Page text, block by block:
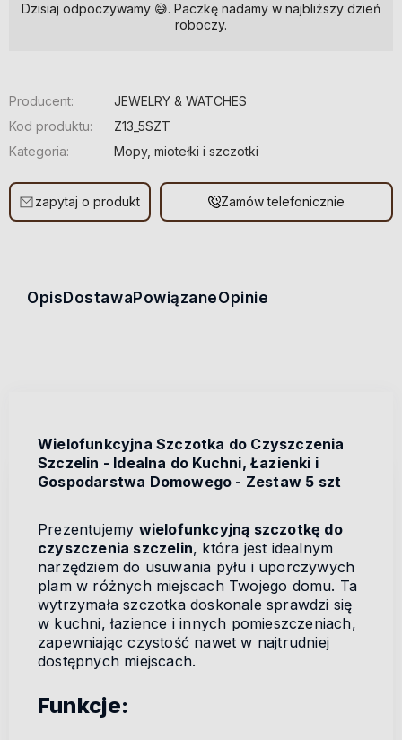
Dzisiaj odpoczywamy 😅. Paczkę nadamy w najbliższy dzień
roboczy.
Producent:
JEWELRY & WATCHES
Kod produktu:
Z13_5SZT
Kategoria:
Mopy, miotełki i szczotki
zapytaj o produkt Zamów telefonicznie
Opis Dostawa PowiązaneOpinie
Wielofunkcyjna Szczotka do Czyszczenia
Szczelin - Idealna do Kuchni, Łazienki i
Gospodarstwa Domowego - Zestaw 5 szt
Prezentujemy wielofunkcyjną szczotkę do
czyszczenia szczelin, która jest idealnym
narzędziem do usuwania pyłu i uporczywych
plam w różnych miejscach Twojego domu. Ta
wytrzymała szczotka doskonale sprawdzi się
w kuchni, łazience i innych pomieszczeniach,
zapewniając czystość nawet w najtrudniej
dostępnych miejscach.
Funkcje: